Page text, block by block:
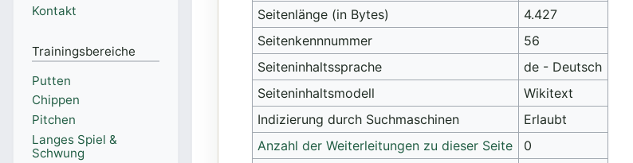
Seitenlänge (in Bytes)
4.427
Seitenkennnummer
56
Seiteninhaltssprache
de - Deutsch
Seiteninhaltsmodell
Wikitext
Indizierung durch Suchmaschinen
Erlaubt
Anzahl der Weiterleitungen zu dieser Seite
0
Kontakt
Trainingsbereiche
Putten
Chippen
Pitchen
Langes Spiel &
Schwung